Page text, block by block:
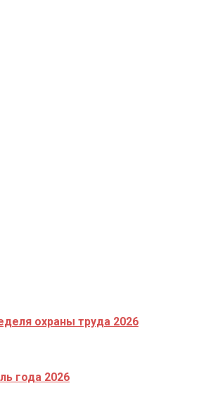
охраны труда 2026
года 2026